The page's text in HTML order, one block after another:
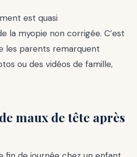
est quasi
la myopie non corrigée. C’est
les parents remarquent
ou des vidéos de famille,
maux de tête après